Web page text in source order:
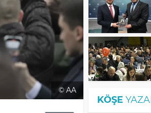
© AA
KÖŞE